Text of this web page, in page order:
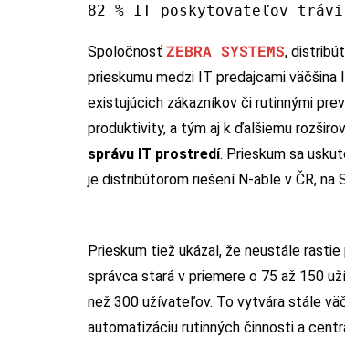
82 % IT poskytovateľov
Spoločnosť ZEBRA SYSTEMS,
prieskumu medzi IT predajcami
existujúcich zákazníkov či rutinnými
produktivity, a tým aj k ďalšiemu
správu IT prostredí. Prieskum sa
je distribútorom riešení N-able v ČR, na
Prieskum tiež ukázal, že neustále
správca stará v priemere o 75 až 150
než 300 užívateľov. To vytvára stále
automatizáciu rutinných činnosti a